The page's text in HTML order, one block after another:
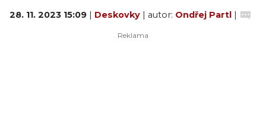
28. 11. 2023 15:09 | Deskovky | autor: Ondřej Partl |